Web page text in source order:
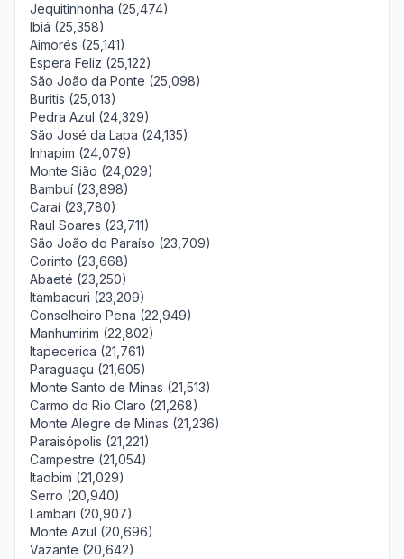
Jequitinhonha (25,474)
Ibiá (25,358)
Aimorés (25,141)
Espera Feliz (25,122)
São João da Ponte (25,098)
Buritis (25,013)
Pedra Azul (24,329)
São José da Lapa (24,135)
Inhapim (24,079)
Monte Sião (24,029)
Bambuí (23,898)
Caraí (23,780)
Raul Soares (23,711)
São João do Paraíso (23,709)
Corinto (23,668)
Abaeté (23,250)
Itambacuri (23,209)
Conselheiro Pena (22,949)
Manhumirim (22,802)
Itapecerica (21,761)
Paraguaçu (21,605)
Monte Santo de Minas (21,513)
Carmo do Rio Claro (21,268)
Monte Alegre de Minas (21,236)
Paraisópolis (21,221)
Campestre (21,054)
Itaobim (21,029)
Serro (20,940)
Lambari (20,907)
Monte Azul (20,696)
Vazante (20,642)